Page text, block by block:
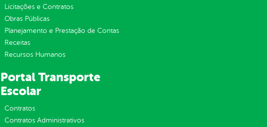
Licitações e Contratos
Obras Públicas
Planejamento e Prestação de Contas
Receitas
Recursos Humanos
Portal Transporte
Escolar
Contratos
Contratos Administrativos